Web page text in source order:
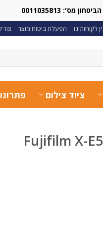
0011035813
לקוחותינו הפעלת ביטוח מוצר צור
ציוד צילום